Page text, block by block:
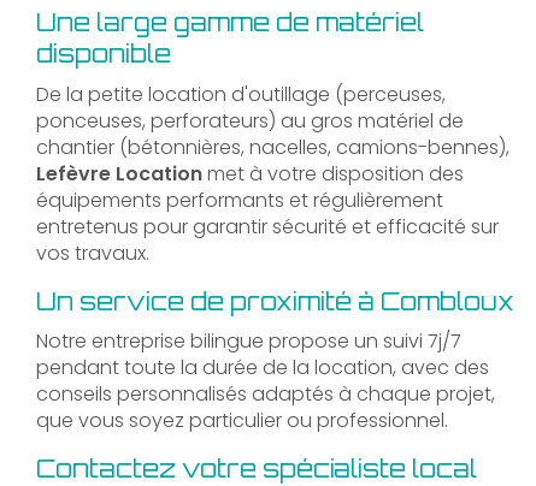
Une large gamme de matériel
disponible
De la petite location d'outillage (perceuses,
ponceuses, perforateurs) au gros matériel de
chantier (bétonnières, nacelles, camions-bennes),
Lefèvre Locationmet à votre disposition des
équipements performants et régulièrement
entretenus pour garantir sécurité et efficacité sur
vos travaux.
Un service de proximité à Combloux
Notre entreprise bilingue propose un suivi 7j/7
pendant toute la durée de la location, avec des
conseils personnalisés adaptés à chaque projet,
que vous soyez particulier ou professionnel.
Contactez votre spécialiste local